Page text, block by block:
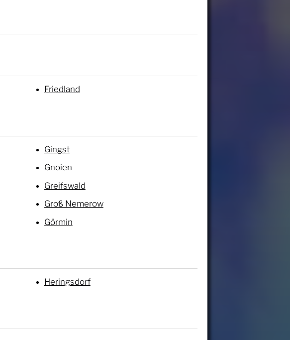
Friedland
Gingst
Gnoien
Greifswald
Groß Nemerow
Görmin
Heringsdorf